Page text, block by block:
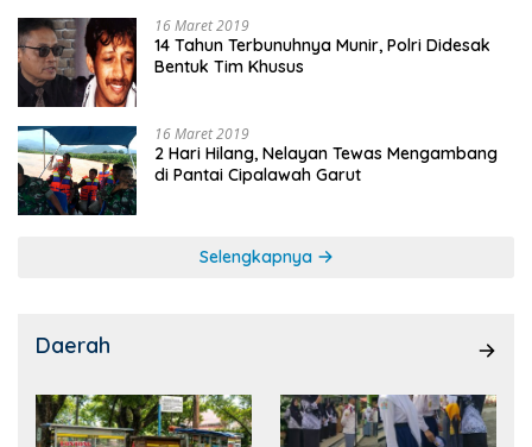
16 Maret 2019
14 Tahun Terbunuhnya Munir, Polri Didesak
Bentuk Tim Khusus
16 Maret 2019
2 Hari Hilang, Nelayan Tewas Mengambang
di Pantai Cipalawah Garut
Selengkapnya
Daerah